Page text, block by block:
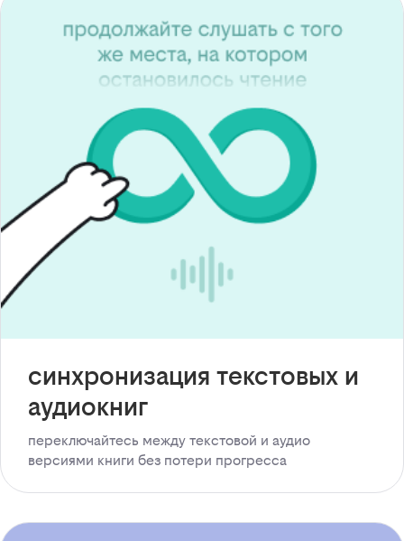
синхронизация текстовых и
аудиокниг
переключайтесь между текстовой и аудио
версиями книги без потери прогресса